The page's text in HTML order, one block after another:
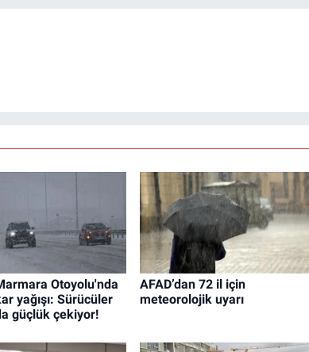
Otoyolu'nda
yağışı: Sürücüler
güçlük çekiyor!
AFAD’dan 72 il için
meteorolojik uyarı